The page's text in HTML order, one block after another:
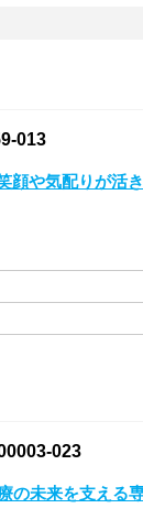
013
顔や気配りが活
023
の未来を支える